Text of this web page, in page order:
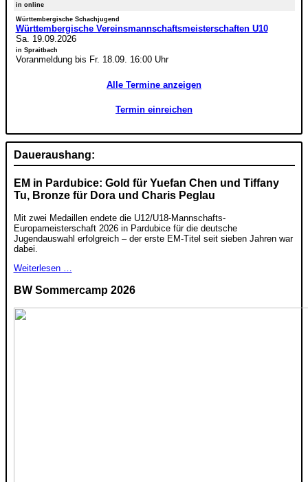
in online
Württembergische Schachjugend
Württembergische Vereinsmannschaftsmeisterschaften U10
Sa. 19.09.2026
in Spraitbach
Voranmeldung bis Fr. 18.09. 16:00 Uhr
Alle Termine anzeigen
Termin einreichen
Daueraushang:
EM in Pardubice: Gold für Yuefan Chen und Tiffany
Tu, Bronze für Dora und Charis Peglau
Mit zwei Medaillen endete die U12/U18-Mannschafts-
Europameisterschaft 2026 in Pardubice für die deutsche
Jugendauswahl erfolgreich – der erste EM-Titel seit sieben Jahren war
dabei.
Weiterlesen …
BW Sommercamp 2026